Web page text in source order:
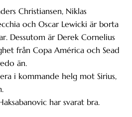
Christiansen, Niklas
och Oscar Lewicki är borta
Dessutom är Derek Cornelius
från Copa América och Sead
än.
i kommande helg mot Sirius,
har svarat bra.